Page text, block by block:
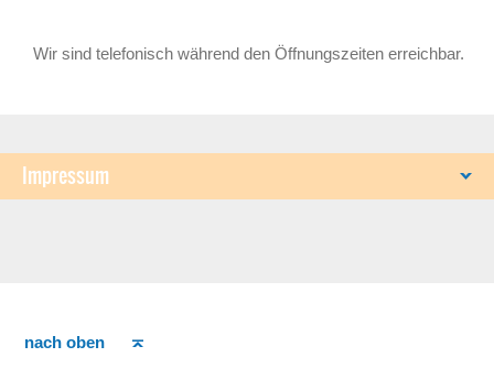
Wir sind telefonisch während den Öffnungszeiten erreichbar.
Impressum
nach oben